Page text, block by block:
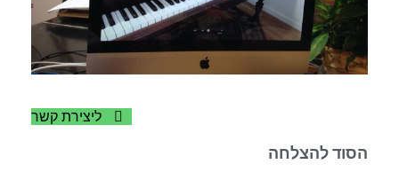
ליצירת קשר
הסוד להצלחה